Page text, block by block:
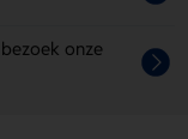
onze